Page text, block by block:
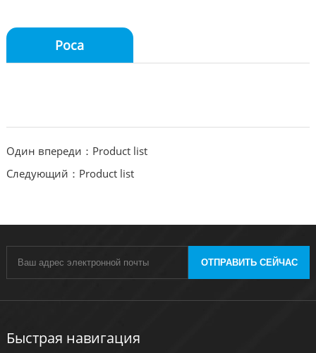
Роса
Один впереди：Product list
Следующий：Product list
ОТПРАВИТЬ СЕЙЧАС
Быстрая навигация